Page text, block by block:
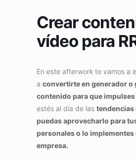
Crear
vídeo para
En este afterwork te vamos a
a convertirte en generador o
contenido para que
estés al día de las tendencias
puedas aprovecharlo para
personales o lo implementes
empresa.